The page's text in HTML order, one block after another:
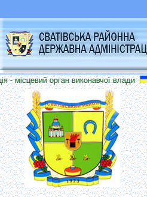
місцевий орган виконавчої влади